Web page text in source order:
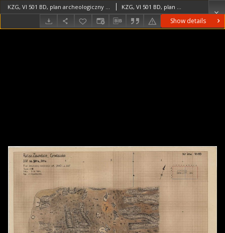
Show details
KZG, VI 501 BD, plan archeologiczny drewnianej konstrukcji wału KZG, VI 501 BD, plan archeologiczny drewnianej konstrukcji wału średniowiecze wczesne